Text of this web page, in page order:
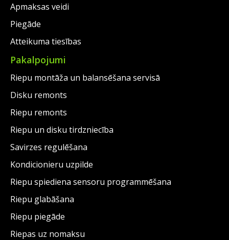
Apmaksas veidi
Piegāde
Atteikuma tiesības
Pakalpojumi
Riepu montāža un balansēšana servisā
Disku remonts
Riepu remonts
Riepu un disku tirdzniecība
Savirzes regulēšana
Kondicionieru uzpilde
Riepu spiediena sensoru programmēšana
Riepu glabāšana
Riepu piegāde
Riepas uz nomaksu